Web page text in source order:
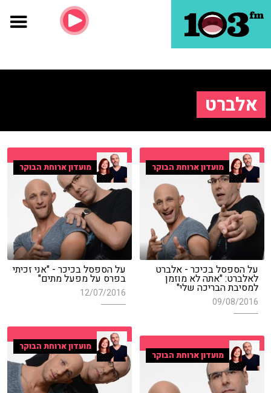
אלברט
מועדון ארוחת הבוקר
על הספסל בכיכר - אלברט
לאלברט: "אתה לא מוזמן
למסיבת הבריכה שלי"
09/08/2016
מועדון ארוחת הבוקר
על הספסל בכיכר - "אני זכיתי
בפרס על מפעל מתים"
12/07/2016
מועדון ארוחת הבוקר
מועדון ארוחת הבוקר